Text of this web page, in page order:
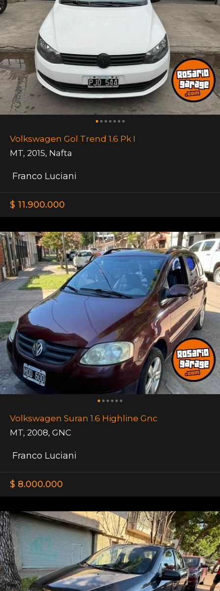
Volkswagen Gol Trend 1.6 Pk I
MT, 2015, Nafta
Franco Luciani
$ 11.900.000
Volkswagen Suran 1.6 Highline Gnc
MT, 2008, GNC
Franco Luciani
$ 8.000.000